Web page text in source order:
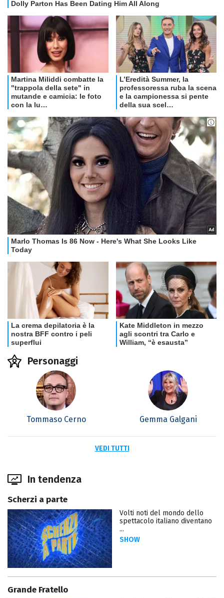
Personaggi
Tommaso Cerno Gemma Galgani
VEDI TUTTI
In tendenza
Scherzi a parte
Volti noti del mondo dello
spettacolo italiano diventano
...
SHOW
Grande Fratello